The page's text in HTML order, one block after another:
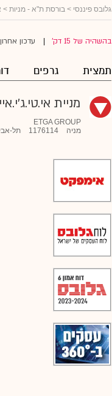
גלובס פיננסי > בורסת ת"א - מניות >
בהשהיה של 15 דק' עדכון אחרון
תמצית גרפים
מניית אי.טי.ג'י.איי
ETGA GROUP
מניה
1176114 תל-